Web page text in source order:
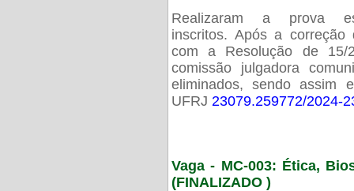
Realizaram a prova
inscritos. Após a
com a Resolução de 15/
comissão julgadora
eliminados, sendo assim
UFRJ 23079.259772/2024-
Vaga - MC-003: Ética,
(FINALIZADO )